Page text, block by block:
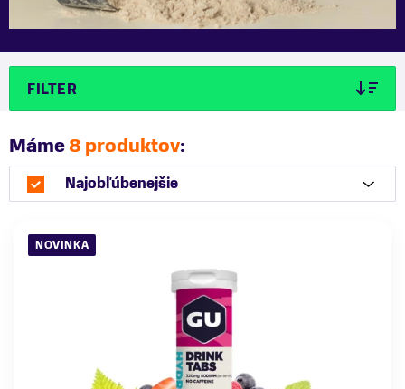
FILTER
Máme8 produktov:
Najobľúbenejšie
NOVINKA